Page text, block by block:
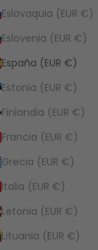
Eslovaquia (EUR €)
Eslovenia (EUR €)
España (EUR €)
Estonia (EUR €)
Finlandia (EUR €)
Francia (EUR €)
Grecia (EUR €)
Italia (EUR €)
Letonia (EUR €)
Lituania (EUR €)